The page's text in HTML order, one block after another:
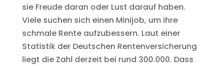
sie Freude daran oder Lust darauf haben.
Viele suchen sich einen Minijob, um ihre
schmale Rente aufzubessern. Laut einer
Statistik der Deutschen Rentenversicherung
liegt die Zahl derzeit bei rund 300.000. Dass